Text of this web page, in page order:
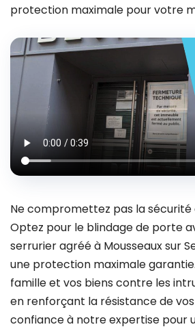
protection maximale pour votre
Ne compromettez pas la
Optez pour le blindage de porte
serrurier agréé à Mousseaux sur
une protection maximale
famille et vos biens contre les
en renforçant la résistance de
confiance à notre expertise pour